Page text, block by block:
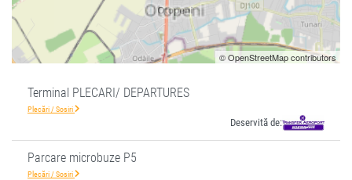
© OpenStreetMap contributors
Terminal PLECARI/ DEPARTURES
Plecări / Sosiri
Deservită de:
Parcare microbuze P5
Plecări / Sosiri